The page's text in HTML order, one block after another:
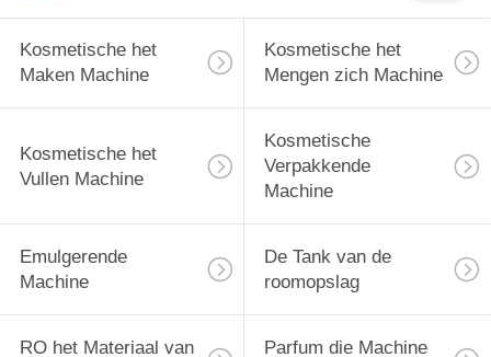
Kosmetische het
Maken Machine
Kosmetische het
Mengen zich Machine
Kosmetische het
Vullen Machine
Kosmetische
Verpakkende
Machine
Emulgerende
Machine
De Tank van de
roomopslag
RO het Materiaal van Parfum die Machine